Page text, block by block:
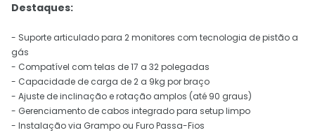
Destaques:
- Suporte articulado para 2 monitores com tecnologia de pistão a
gás
- Compatível com telas de 17 a 32 polegadas
- Capacidade de carga de 2 a 9kg por braço
- Ajuste de inclinação e rotação amplos (até 90 graus)
- Gerenciamento de cabos integrado para setup limpo
- Instalação via Grampo ou Furo Passa-Fios